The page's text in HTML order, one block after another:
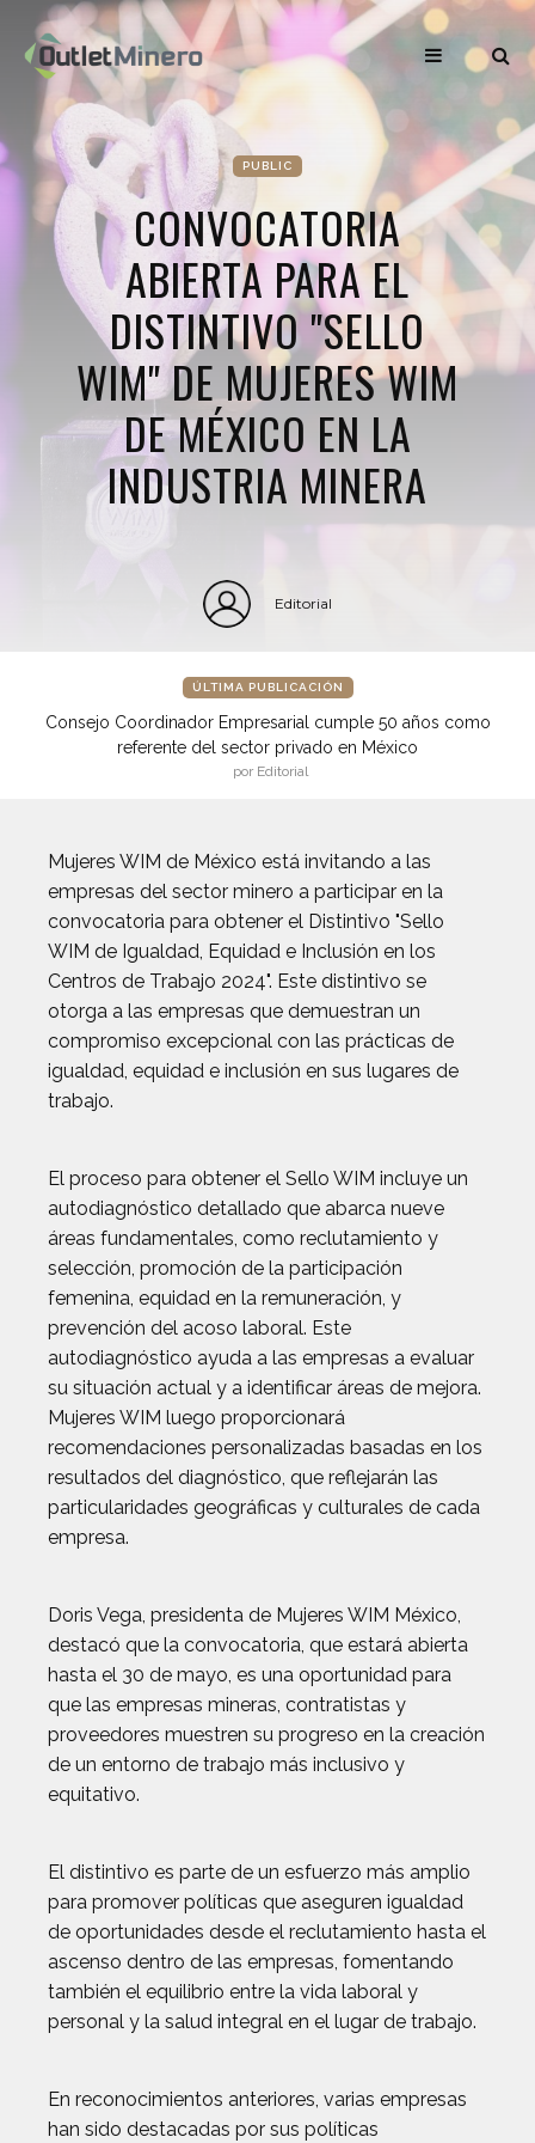
PUBLIC
CONVOCATORIA
ABIERTA PARA EL
DISTINTIVO "SELLO
WIM" DE MUJERES WIM
DE MÉXICO EN LA
INDUSTRIA MINERA
Editorial
ÚLTIMA PUBLICACIÓN
Consejo Coordinador Empresarial cumple 50 años como
referente del sector privado en México
por Editorial
Mujeres WIM de México está invitando a las
empresas del sector minero a participar en la
convocatoria para obtener el Distintivo "Sello
WIM de Igualdad, Equidad e Inclusión en los
Centros de Trabajo 2024". Este distintivo se
otorga a las empresas que demuestran un
compromiso excepcional con las prácticas de
igualdad, equidad e inclusión en sus lugares de
trabajo.
El proceso para obtener el Sello WIM incluye un
autodiagnóstico detallado que abarca nueve
áreas fundamentales, como reclutamiento y
selección, promoción de la participación
femenina, equidad en la remuneración, y
prevención del acoso laboral. Este
autodiagnóstico ayuda a las empresas a evaluar
su situación actual y a identificar áreas de mejora.
Mujeres WIM luego proporcionará
recomendaciones personalizadas basadas en los
resultados del diagnóstico, que reflejarán las
particularidades geográficas y culturales de cada
empresa.
Doris Vega, presidenta de Mujeres WIM México,
destacó que la convocatoria, que estará abierta
hasta el 30 de mayo, es una oportunidad para
que las empresas mineras, contratistas y
proveedores muestren su progreso en la creación
de un entorno de trabajo más inclusivo y
equitativo.
El distintivo es parte de un esfuerzo más amplio
para promover políticas que aseguren igualdad
de oportunidades desde el reclutamiento hasta el
ascenso dentro de las empresas, fomentando
también el equilibrio entre la vida laboral y
personal y la salud integral en el lugar de trabajo.
En reconocimientos anteriores, varias empresas
han sido destacadas por sus políticas